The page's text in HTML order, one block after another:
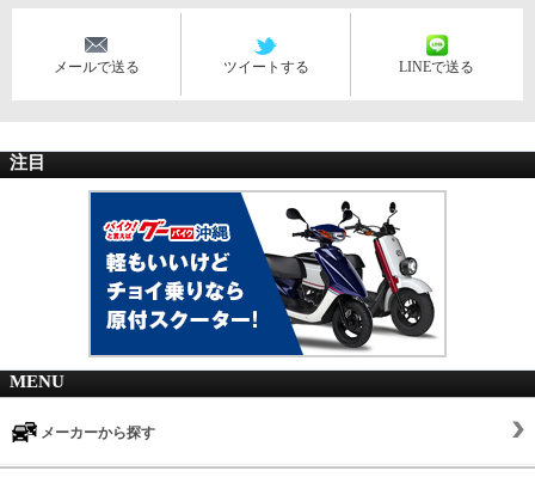
メールで送る ツイートする LINEで送る
注目
MENU
メーカーから探す